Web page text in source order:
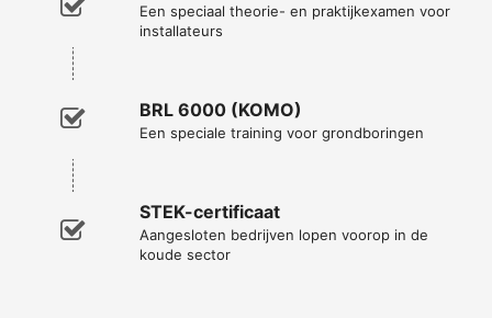
Een speciaal theorie- en praktijkexamen voor
installateurs
BRL 6000 (KOMO)
Een speciale training voor grondboringen
STEK-certificaat
Aangesloten bedrijven lopen voorop in de
koude sector